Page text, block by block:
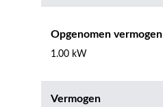
Opgenomen vermogen
1.00 kW
Vermogen